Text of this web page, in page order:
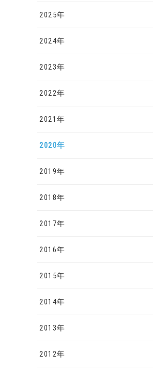
2025年
2024年
2023年
2022年
2021年
2020年
2019年
2018年
2017年
2016年
2015年
2014年
2013年
2012年